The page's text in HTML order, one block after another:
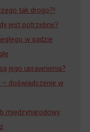
tak drogo?!
jest potrzebne?
w sądzie
jego uprawnienia?
– doświadczenie w
międzynarodowy